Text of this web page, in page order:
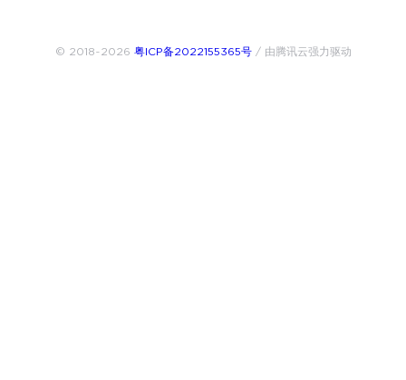
© 2018~2026 粤ICP备2022155365号/ 由腾讯云强力驱动